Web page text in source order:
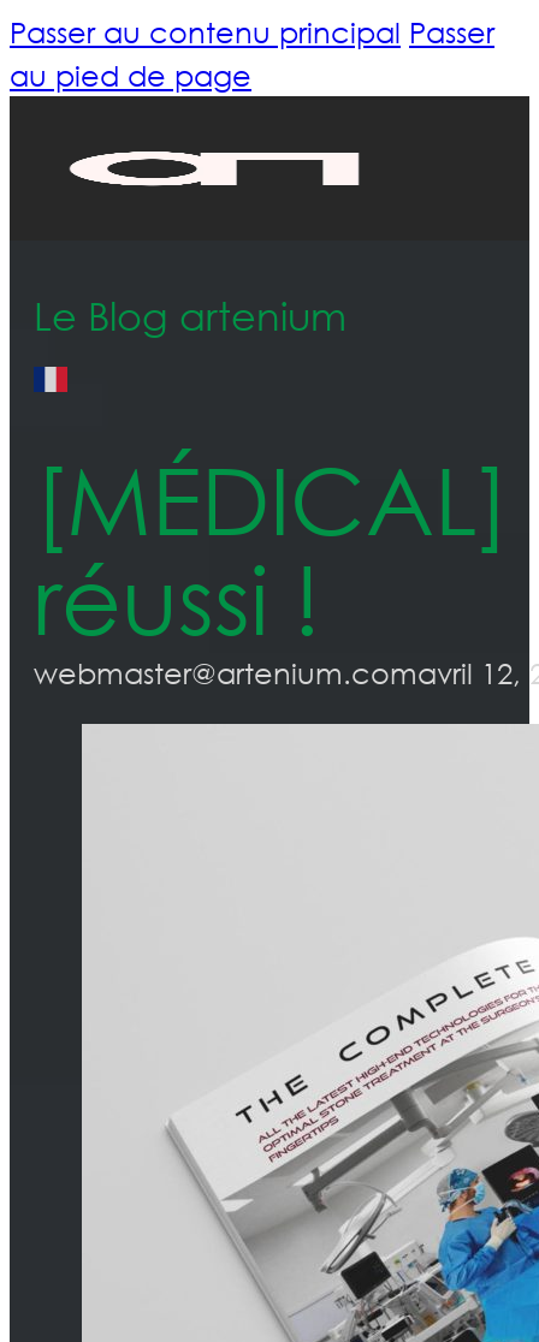
Passer au contenu principal Passer
au pied de page
Le Blog artenium
réussi !
webmaster@artenium.comavril 12,